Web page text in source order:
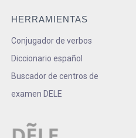
HERRAMIENTAS
Conjugador de verbos
Diccionario español
Buscador de centros de
examen DELE